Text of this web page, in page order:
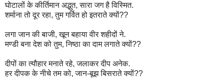
घोटालों के कीर्तिमान अद्भुत, सारा जग है विस्मित.
शर्माना तो दूर रहा, तुम गर्वित हो इतराते क्यों??
लगा जान की बाजी, खून बहाया वीर शहीदों ने.
मण्डी बना देश को तुम, निष्ठा का दाम लगाते क्यों??
दीपों का त्यौहार मनाते रहे, जलाकर दीप अनेक.
हर दीपक के नीचे तम को, जान-बूझ बिसराते क्यों??